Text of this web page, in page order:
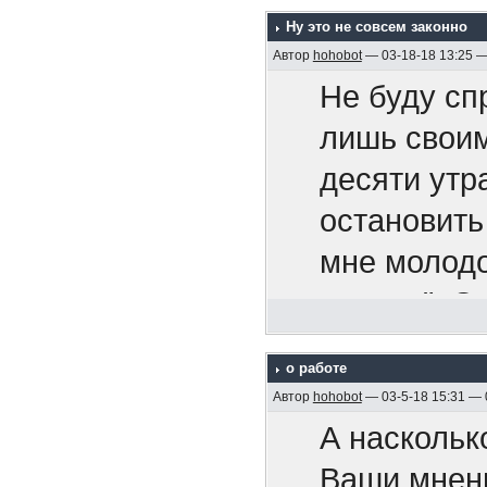
Мартин
https://
577554/
Мужчины
Die
Мужчины
год
что
вы можете
я могу
у нас
наша
да
но только
победили
Вам не
книг и
Вас не
Ну это не совсем законно
Автор hohobot— 03-18-18 13:25 —
Не буду
лишь
десяти
мне
курсом".
тем же
хватило.
о работе
Автор hohobot— 03-5-18 15:31 —
А
Ваши